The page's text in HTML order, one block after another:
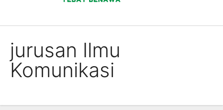
jurusan Ilmu
Komunikasi